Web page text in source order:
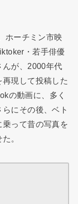
ホーチミン市映
・若手俳優
んが、2000年代
現して投稿した
の動画に、多く
にその後、ベト
って昔の写真を
。